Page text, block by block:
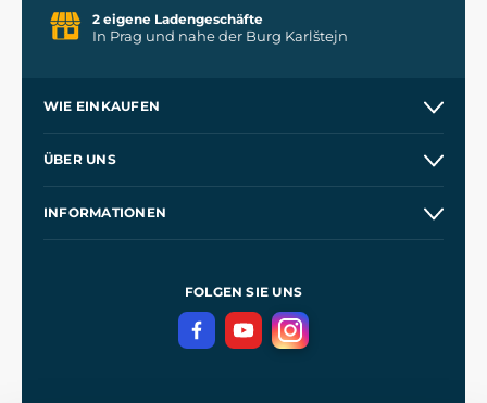
2 eigene Ladengeschäfte
In Prag und nahe der Burg Karlštejn
WIE EINKAUFEN
Kontakt
ÜBER UNS
INFORMATIONEN
DatenschutzerklärungFOLGEN SIE UNS